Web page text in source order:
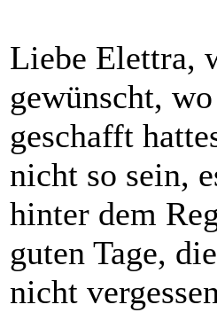
Liebe Elettra,
gewünscht,
geschafft
nicht so sein,
hinter dem
guten Tage,
nicht